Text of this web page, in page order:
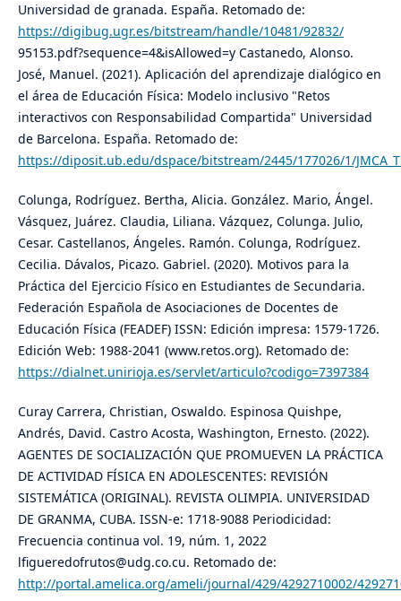
Universidad de granada. España. Retomado de:
https://digibug.ugr.es/bitstream/handle/10481/92832/
95153.pdf?sequence=4&isAllowed=y Castanedo, Alonso.
José, Manuel. (2021). Aplicación del aprendizaje dialógico en
el área de Educación Física: Modelo inclusivo "Retos
interactivos con Responsabilidad Compartida" Universidad
de Barcelona. España. Retomado de:
https://diposit.ub.edu/dspace/bitstream/2445/177026/1/
Colunga, Rodríguez. Bertha, Alicia. González. Mario, Ángel.
Vásquez, Juárez. Claudia, Liliana. Vázquez, Colunga. Julio,
Cesar. Castellanos, Ángeles. Ramón. Colunga, Rodríguez.
Cecilia. Dávalos, Picazo. Gabriel. (2020). Motivos para la
Práctica del Ejercicio Físico en Estudiantes de Secundaria.
Federación Española de Asociaciones de Docentes de
Educación Física (FEADEF) ISSN: Edición impresa: 1579-1726.
Edición Web: 1988-2041 (www.retos.org). Retomado de:
https://dialnet.unirioja.es/servlet/articulo?codigo=7397384
Curay Carrera, Christian, Oswaldo. Espinosa Quishpe,
Andrés, David. Castro Acosta, Washington, Ernesto. (2022).
AGENTES DE SOCIALIZACIÓN QUE PROMUEVEN LA PRÁCTICA
DE ACTIVIDAD FÍSICA EN ADOLESCENTES: REVISIÓN
SISTEMÁTICA (ORIGINAL). REVISTA OLIMPIA. UNIVERSIDAD
DE GRANMA, CUBA. ISSN-e: 1718-9088 Periodicidad:
Frecuencia continua vol. 19, núm. 1, 2022
lfigueredofrutos@udg.co.cu. Retomado de:
http://portal.amelica.org/ameli/journal/429/4292710002/